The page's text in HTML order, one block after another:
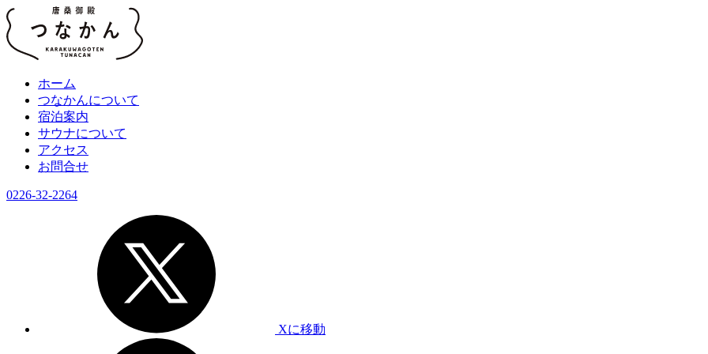
ホーム
つなかんについて
宿泊案内
サウナについて
アクセス
お問合せ
0226-32-2264
Xに移動